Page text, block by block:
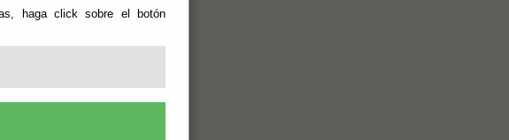
haga click sobre el botón
que se extiende a una decena de
de los viandantes que
al renovarse gran parte de la